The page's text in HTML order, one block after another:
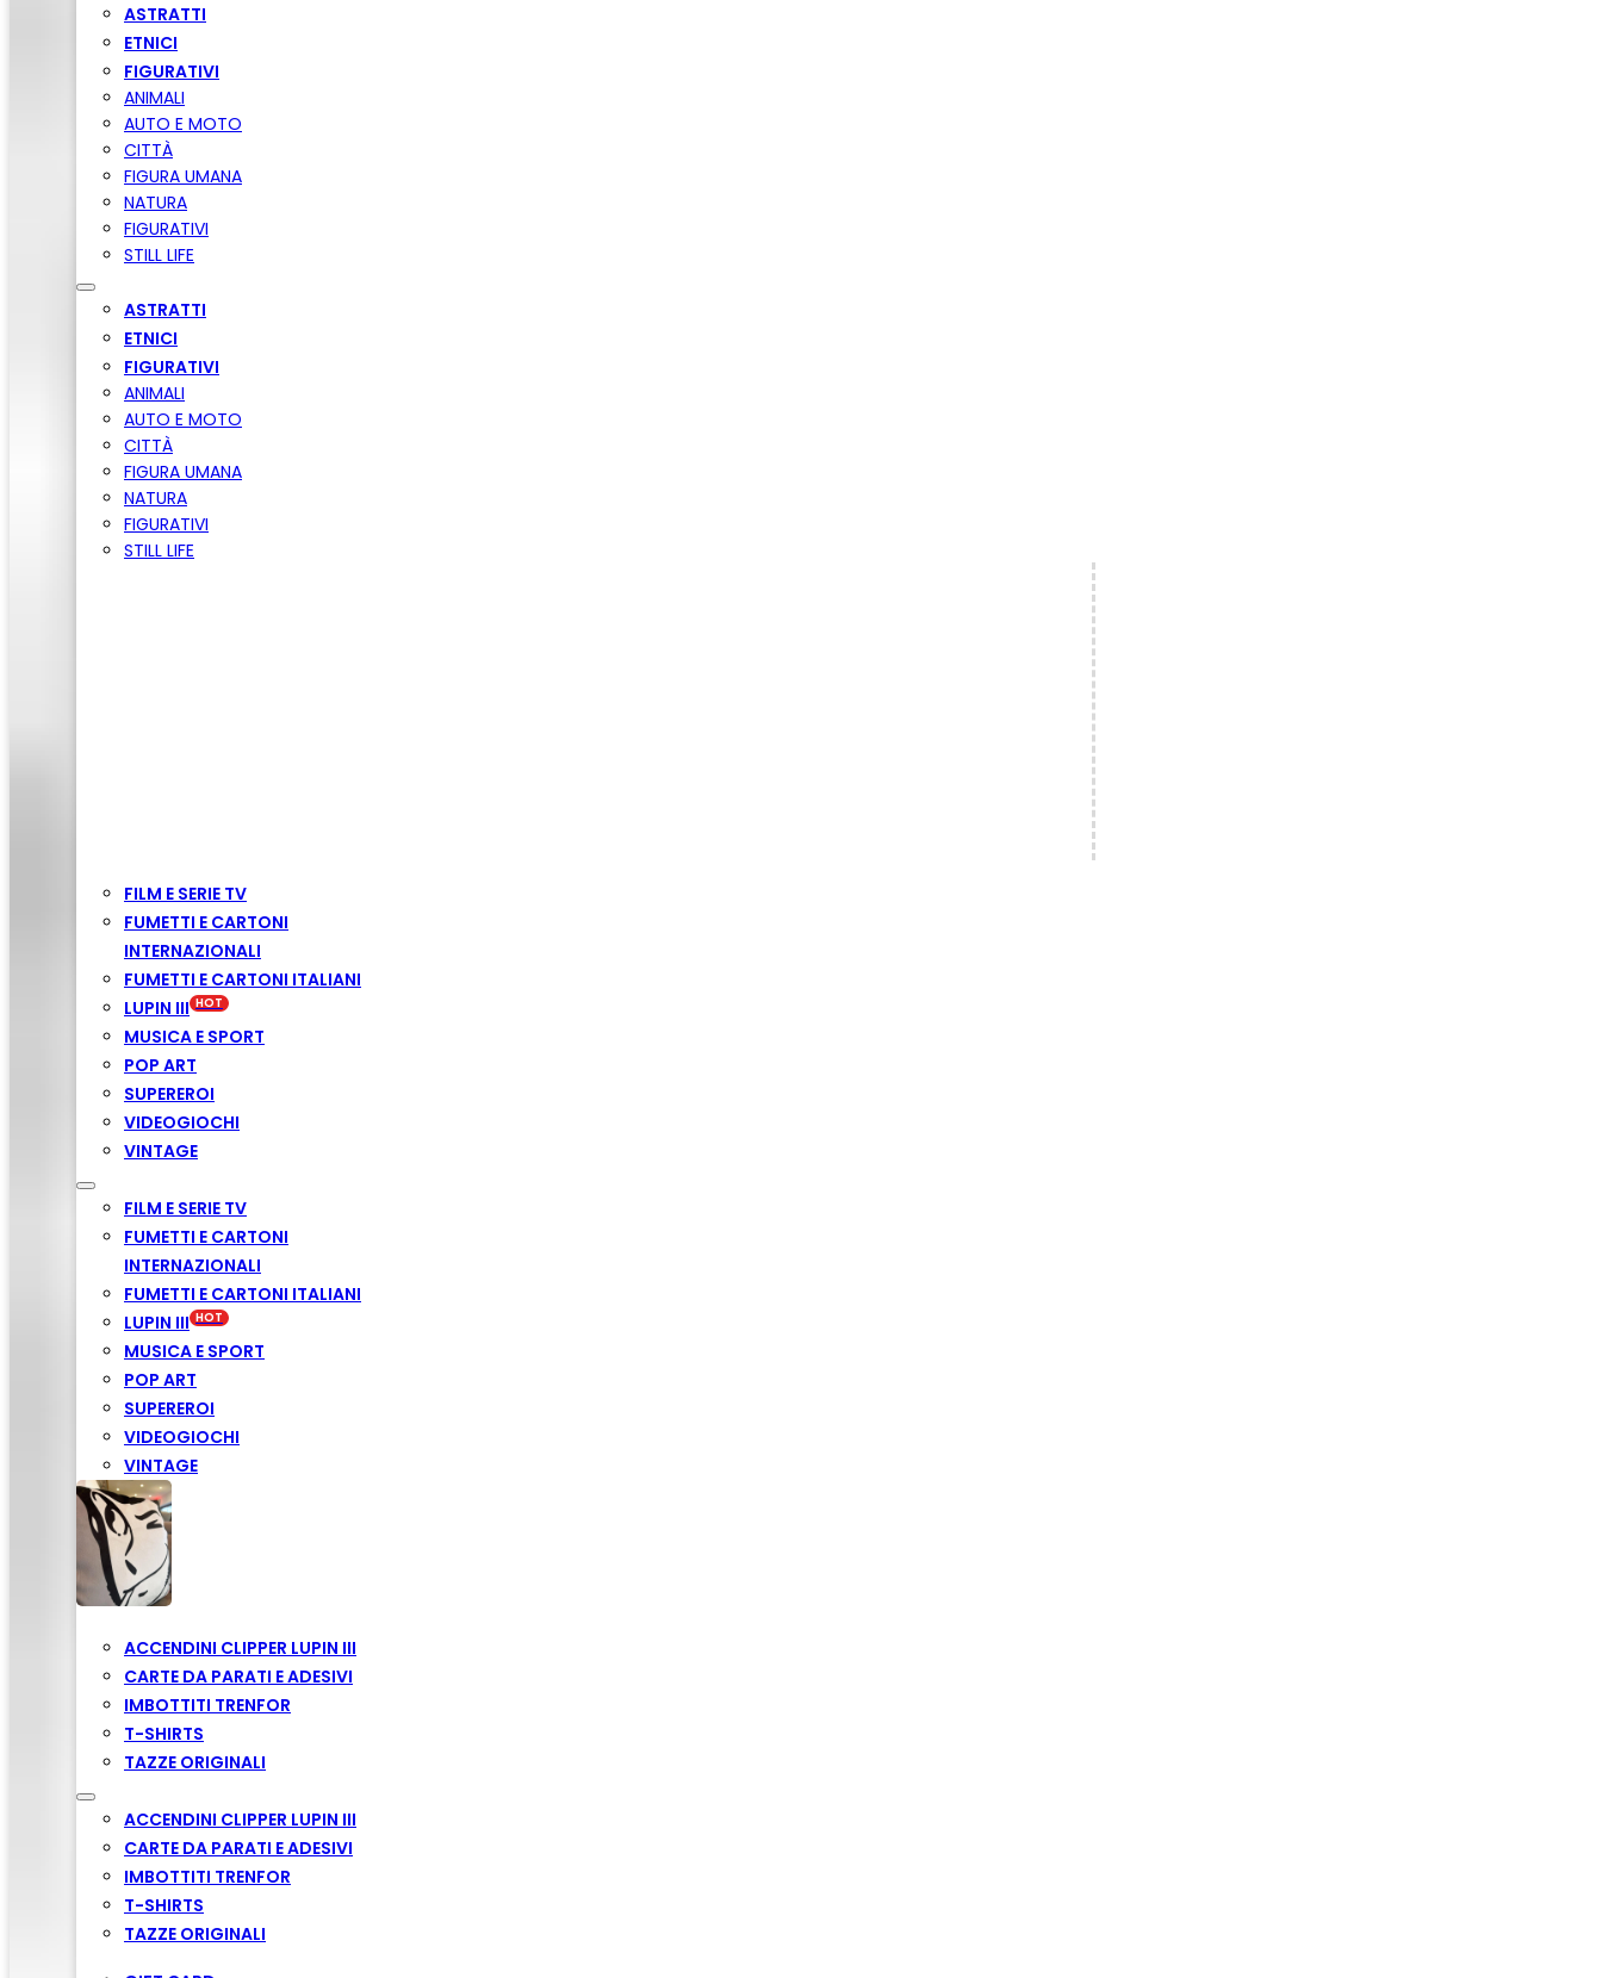
ASTRATTI
ETNICI
FIGURATIVI
ANIMALI
AUTO E MOTO
CITTÀ
FIGURA UMANA
NATURA
FIGURATIVI
STILL LIFE
ASTRATTI
ETNICI
FIGURATIVI
ANIMALI
AUTO E MOTO
CITTÀ
FIGURA UMANA
NATURA
FIGURATIVI
STILL LIFE
FILM E SERIE TV
FUMETTI E CARTONI
INTERNAZIONALI
FUMETTI E CARTONI ITALIANI
LUPIN III
MUSICA E SPORT
POP ART
SUPEREROI
VIDEOGIOCHI
VINTAGE
FILM E SERIE TV
FUMETTI E CARTONI
INTERNAZIONALI
FUMETTI E CARTONI ITALIANI
LUPIN III
MUSICA E SPORT
POP ART
SUPEREROI
VIDEOGIOCHI
VINTAGE
ACCENDINI CLIPPER LUPIN III
CARTE DA PARATI E ADESIVI
IMBOTTITI TRENFOR
T-SHIRTS
TAZZE ORIGINALI
ACCENDINI CLIPPER LUPIN III
CARTE DA PARATI E ADESIVI
IMBOTTITI TRENFOR
T-SHIRTS
TAZZE ORIGINALI